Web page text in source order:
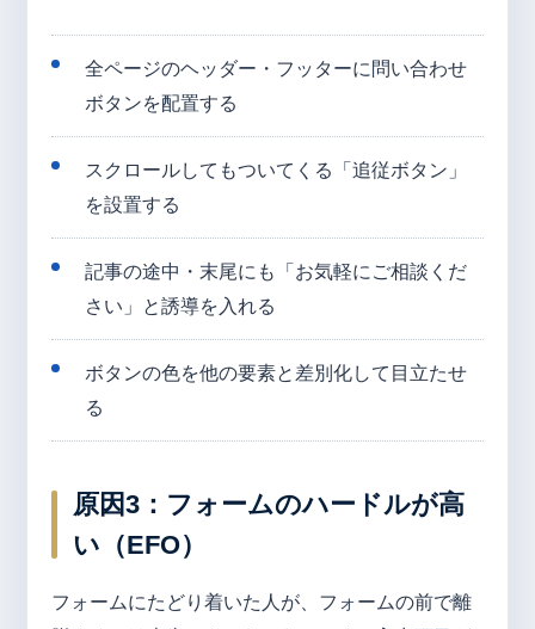
全ページのヘッダー・フッターに問い合わせ
ボタンを配置する
スクロールしてもついてくる「追従ボタン」
を設置する
記事の途中・末尾にも「お気軽にご相談くだ
さい」と誘導を入れる
ボタンの色を他の要素と差別化して目立たせ
る
原因3：フォームのハードルが高
い（EFO）
フォームにたどり着いた人が、フォームの前で離